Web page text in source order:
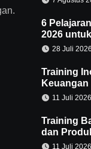
6
2026
28 Juli 2026
Training
Keuangan
11 Juli 2026
Training
dan
11 Juli 2026